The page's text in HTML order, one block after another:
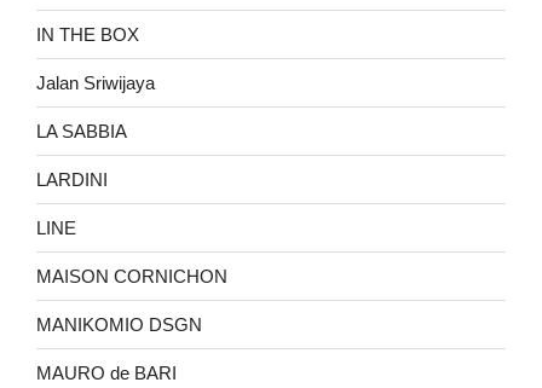
IN THE BOX
Jalan Sriwijaya
LA SABBIA
LARDINI
LINE
MAISON CORNICHON
MANIKOMIO DSGN
MAURO de BARI